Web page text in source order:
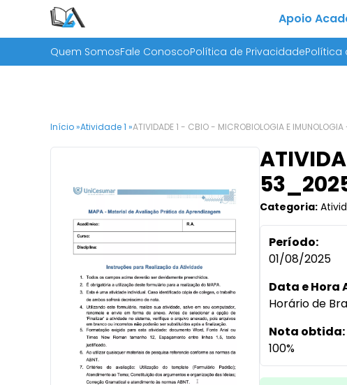
Apoio
Quem SomosFale ConoscoPolítica de PrivacidadePolítica
Início »Atividade 1 »ATIVIDADE 1 - CBIO - MICROBIOLOGIA E
Categoria:
Período:
01/08/2025
Data e Hora
Horário de
Nota obtida:
100%